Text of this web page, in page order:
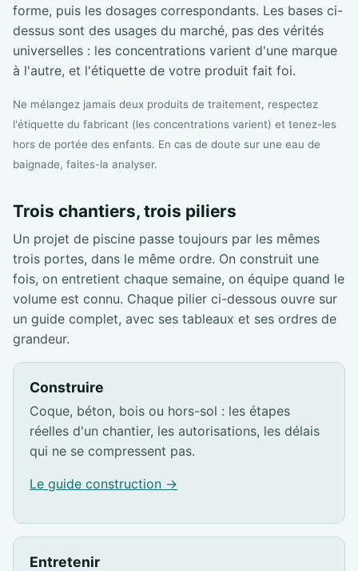
forme, puis les dosages correspondants. Les bases ci-
dessus sont des usages du marché, pas des vérités
universelles : les concentrations varient d'une marque
à l'autre, et l'étiquette de votre produit fait foi.
Ne mélangez jamais deux produits de traitement, respectez
l'étiquette du fabricant (les concentrations varient) et tenez-les
hors de portée des enfants. En cas de doute sur une eau de
baignade, faites-la analyser.
Trois chantiers, trois piliers
Un projet de piscine passe toujours par les mêmes
trois portes, dans le même ordre. On construit une
fois, on entretient chaque semaine, on équipe quand le
volume est connu. Chaque pilier ci-dessous ouvre sur
un guide complet, avec ses tableaux et ses ordres de
grandeur.
Construire
Coque, béton, bois ou hors-sol : les étapes
réelles d'un chantier, les autorisations, les délais
qui ne se compressent pas.
Le guide construction →
Entretenir